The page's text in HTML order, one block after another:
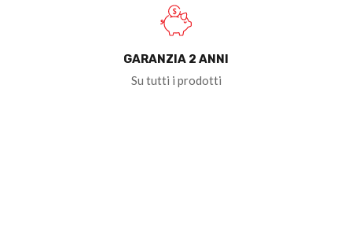
GARANZIA 2 ANNI
Su tutti i prodotti